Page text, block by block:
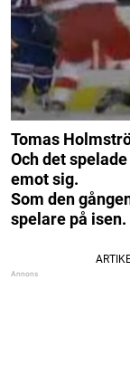
Tomas
Och det
emot sig.
Som den
spelare på isen.